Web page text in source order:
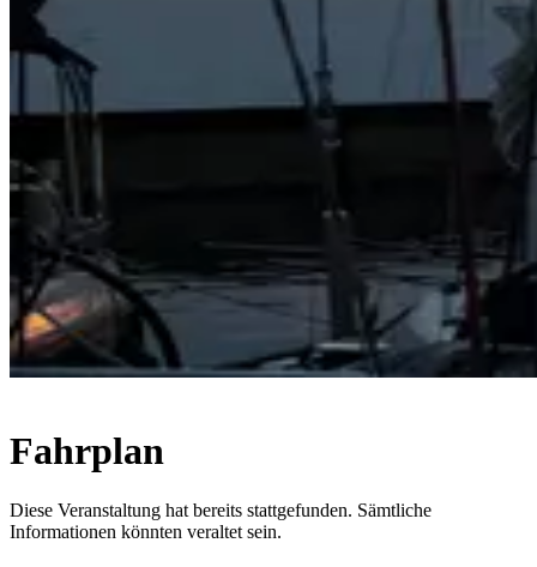
Fahrplan
Diese Veranstaltung hat bereits stattgefunden. Sämtliche
Informationen könnten veraltet sein.